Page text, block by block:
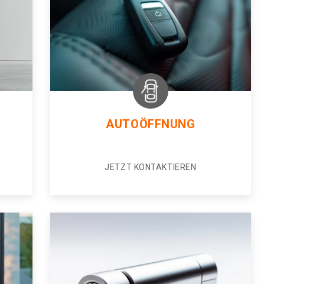
AUTOÖFFNUNG
JETZT KONTAKTIEREN